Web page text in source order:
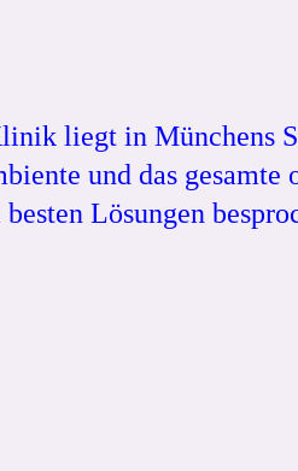
liegt in Münchens
und das
Lösungen